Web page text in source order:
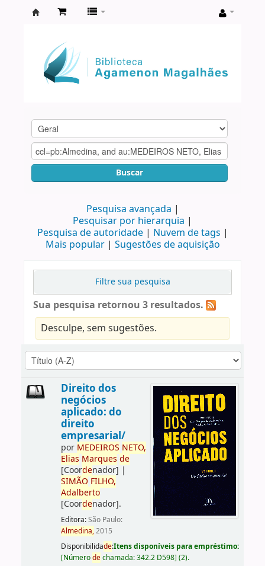
Agamenon
Magalhães
Buscar
Pesquisa avançada
Pesquisar por hierarquia
Pesquisa de autoridade
Nuvem de tags
Mais popular
Sugestões de aquisição
Filtre sua pesquisa
Sua pesquisa retornou 3 resultados.
Desculpe, sem sugestões.
Direito dos
negócios
aplicado: do
direito
empresarial/
por MEDEIROS NETO,
Elias Marques de
[Coordenador] |
SIMÃO FILHO,
Adalberto
[Coordenador].
Editora:São Paulo:
Almedina,2015
Disponibilidade:Itens disponíveis para empréstimo:
[Númerodechamada:342.2 D598] (2).